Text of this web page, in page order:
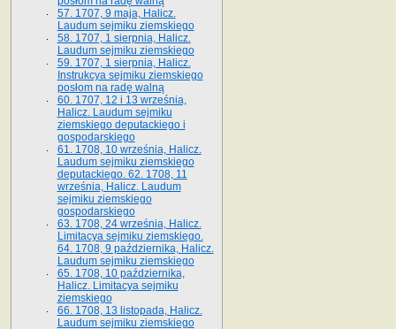
57. 1707, 9 maja, Halicz.
Laudum sejmiku ziemskiego
58. 1707, 1 sierpnia, Halicz.
Laudum sejmiku ziemskiego
59. 1707, 1 sierpnia, Halicz.
Instrukcya sejmiku ziemskiego
posłom na radę walną
60. 1707, 12 i 13 września,
Halicz. Laudum sejmiku
ziemskiego deputackiego i
gospodarskiego
61. 1708, 10 września, Halicz.
Laudum sejmiku ziemskiego
deputackiego. 62. 1708, 11
września, Halicz. Laudum
sejmiku ziemskiego
gospodarskiego
63. 1708, 24 września, Halicz.
Limitacya sejmiku ziemskiego.
64. 1708, 9 października, Halicz.
Laudum sejmiku ziemskiego
65­. 1708, 10 października,
Halicz. Limitacya sejmiku
ziemskiego
66. 1708, 13 listopada, Halicz.
Laudum sejmiku ziemskiego